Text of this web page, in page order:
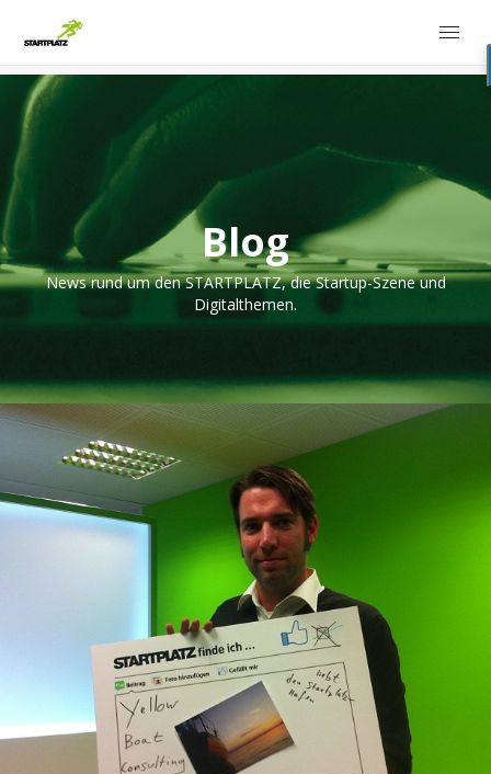
Blog
News rund um den STARTPLATZ, die Startup-Szene und
Digitalthemen.